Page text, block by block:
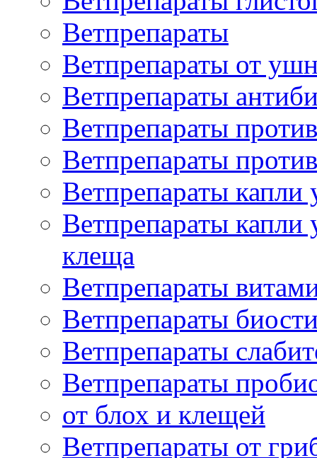
Ветпрепараты
Ветпрепараты от
Ветпрепараты
Ветпрепараты
Ветпрепараты
Ветпрепараты
Ветпрепараты
клеща
Ветпрепараты
Ветпрепараты
Ветпрепараты
Ветпрепараты
от блох и клещей
Ветпрепараты от